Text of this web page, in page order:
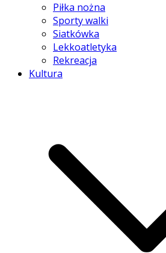
Piłka nożna
Sporty walki
Siatkówka
Lekkoatletyka
Rekreacja
Kultura